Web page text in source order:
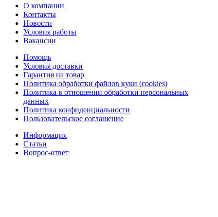
О компании
Контакты
Новости
Условия работы
Вакансии
Помощь
Условия доставки
Гарантия на товар
Политика обработки файлов куки (cookies)
Политика в отношении обработки персональных
данных
Политика конфиденциальности
Пользовательское соглашение
Информация
Статьи
Вопрос-ответ